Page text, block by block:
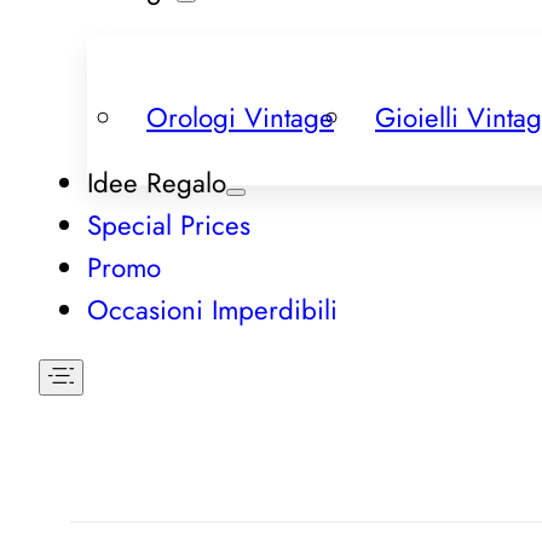
Orologi Vintage
Gioielli
Idee Regalo
Special Prices
Promo
Occasioni Imperdibili